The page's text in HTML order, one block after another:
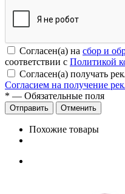
Согласен(а) на сбор и
соответствии с Политикой
Согласен(а) получать
Согласием на получение
* — Обязательные поля
Отменить
Похожие товары